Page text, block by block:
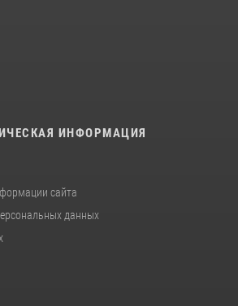
ИНФОРМАЦИЯ
сайта
данных